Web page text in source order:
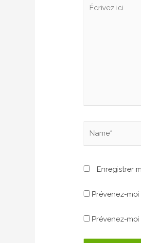
Enregistrer
Prévenez-
Prévenez-